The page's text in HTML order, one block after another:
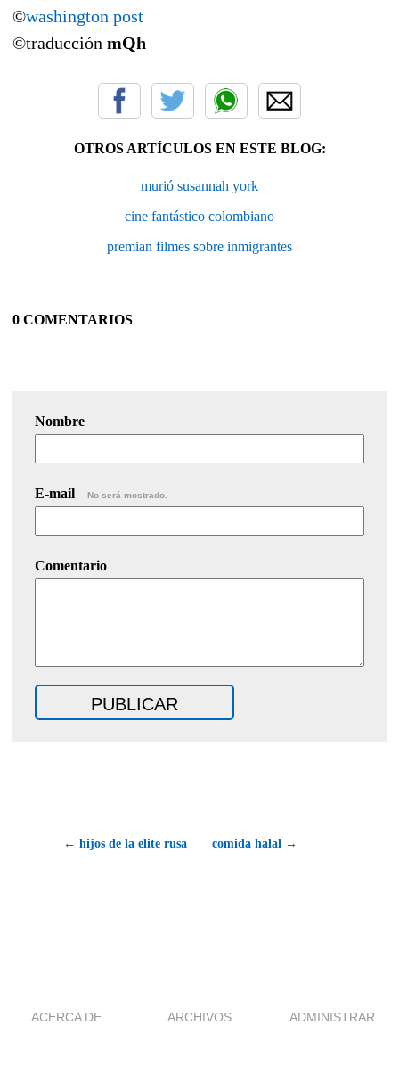
©washington post
©traducción mQh
OTROS ARTÍCULOS EN ESTE BLOG:
murió susannah york
cine fantástico colombiano
premian filmes sobre inmigrantes
0 COMENTARIOS
Nombre
E-mail No será mostrado.
Comentario
← hijos de la elite rusa comida halal →
ACERCA DE ARCHIVOS ADMINISTRAR